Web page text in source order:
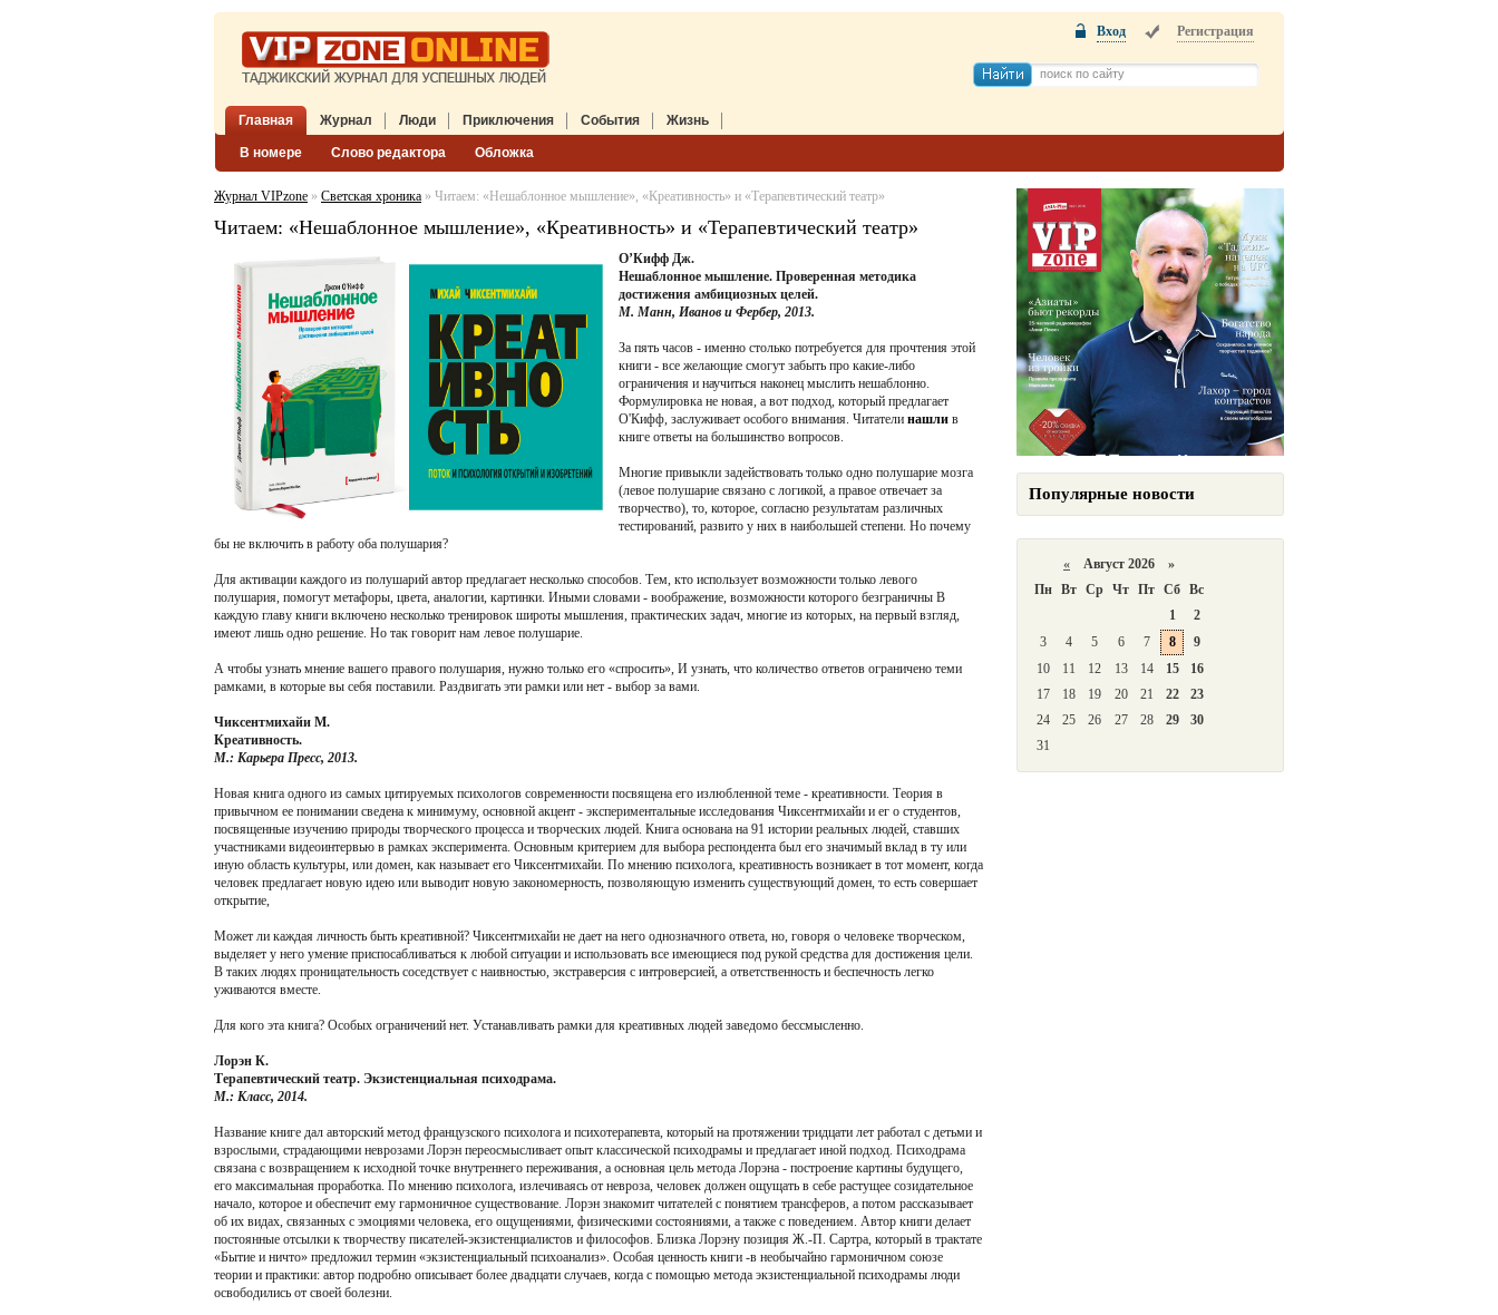
Главная Журнал
В номере Слово редактора Обложка
Люди Приключения События Жизнь
Вход Регистрация
Журнал VIPzone » Светская хроника » Читаем: «Нешаблонное мышление», «Креативность» и «Терапевтический театр»
Читаем: «Нешаблонное мышление», «Креативность» и «Терапевтический театр»
О’Кифф Дж.
Нешаблонное мышление. Проверенная методика
достижения амбициозных целей.
М. Манн, Иванов и Фербер, 2013.
За пять часов - именно столько потребуется для прочтения этой
книги - все желающие смогут забыть про какие-либо
ограничения и научиться наконец мыслить нешаблонно.
Формулировка не новая, а вот подход, который предлагает
О'Кифф, заслуживает особого внимания. Читатели нашли в
книге ответы на большинство вопросов.
Многие привыкли задействовать только одно полушарие мозга
(левое полушарие связано с логикой, а правое отвечает за
творчество), то, которое, согласно результатам различных
тестирований, развито у них в наибольшей степени. Но почему
бы не включить в работу оба полушария?
Для активации каждого из полушарий автор предлагает несколько способов. Тем, кто использует возможности только левого
полушария, помогут метафоры, цвета, аналогии, картинки. Иными словами - воображение, возможности которого безграничны В
каждую главу книги включено несколько тренировок широты мышления, практических задач, многие из которых, на первый взгляд,
имеют лишь одно решение. Но так говорит нам левое полушарие.
А чтобы узнать мнение вашего правого полушария, нужно только его «спросить», И узнать, что количество ответов ограничено теми
рамками, в которые вы себя поставили. Раздвигать эти рамки или нет - выбор за вами.
Чиксентмихайи М.
Креативность.
М.: Карьера Пресс, 2013.
Новая книга одного из самых цитируемых психологов современности посвящена его излюбленной теме - креативности. Теория в
привычном ее понимании сведена к минимуму, основной акцент - экспериментальные исследования Чиксентмихайи и ег о студентов,
посвященные изучению природы творческого процесса и творческих людей. Книга основана на 91 истории реальных людей, ставших
участниками видеоинтервью в рамках эксперимента. Основным критерием для выбора респондента был его значимый вклад в ту или
иную область культуры, или домен, как называет его Чиксентмихайи. По мнению психолога, креативность возникает в тот момент, когда
человек предлагает новую идею или выводит новую закономерность, позволяющую изменить существующий домен, то есть совершает
открытие,
Может ли каждая личность быть креативной? Чиксентмихайи не дает на него однозначного ответа, но, говоря о человеке творческом,
выделяет у него умение приспосабливаться к любой ситуации и использовать все имеющиеся под рукой средства для достижения цели.
В таких людях проницательность соседствует с наивностью, экстраверсия с интроверсией, а ответственность и беспечность легко
уживаются вместе.
Для кого эта книга? Особых ограничений нет. Устанавливать рамки для креативных людей заведомо бессмысленно.
Лорэн К.
Терапевтический театр. Экзистенциальная психодрама.
М.: Класс, 2014.
Название книге дал авторский метод французского психолога и психотерапевта, который на протяжении тридцати лет работал с детьми и
взрослыми, страдающими неврозами Лорэн переосмысливает опыт классической психодрамы и предлагает иной подход. Психодрама
связана с возвращением к исходной точке внутреннего переживания, а основная цель метода Лорэна - построение картины будущего,
его максимальная проработка. По мнению психолога, излечиваясь от невроза, человек должен ощущать в себе растущее созидательное
начало, которое и обеспечит ему гармоничное существование. Лорэн знакомит читателей с понятием трансферов, а потом рассказывает
об их видах, связанных с эмоциями человека, его ощущениями, физическими состояниями, а также с поведением. Автор книги делает
постоянные отсылки к творчеству писателей-экзистенциалистов и философов. Близка Лорэну позиция Ж.-П. Сартра, который в трактате
«Бытие и ничто» предложил термин «экзистенциальный психоанализ». Особая ценность книги -в необычайно гармоничном союзе
теории и практики: автор подробно описывает более двадцати случаев, когда с помощью метода экзистенциальной психодрамы люди
освободились от своей болезни.
Популярные новости
« Август 2026 »
Пн Вт Ср Чт Пт Сб Вс
1
2
3
4 5 6 7 8
9
10
11 12 13 14 15
16
17
18 19 20 21 22
23
24
25 26 27 28 29
30
31